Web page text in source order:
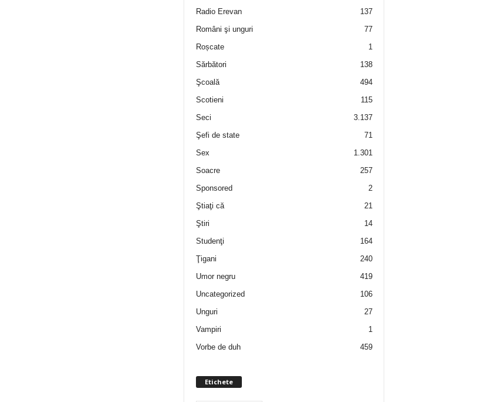
Radio Erevan
137
Români şi unguri
77
Roșcate
1
Sărbători
138
Şcoală
494
Scotieni
115
Seci
3.137
Şefi de state
71
Sex
1.301
Soacre
257
Sponsored
2
Ştiaţi că
21
Ştiri
14
Studenţi
164
Ţigani
240
Umor negru
419
Uncategorized
106
Unguri
27
Vampiri
1
Vorbe de duh
459
Etichete